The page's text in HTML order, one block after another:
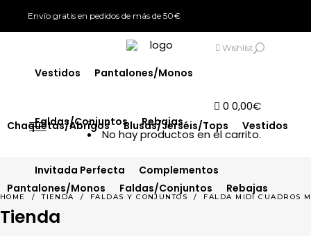
Envío gratis en pedidos de más de 50€
Wishlist
Chaquetas/Abrigos Blusas/Jerséis/Tops Vestidos
Pantalones/Monos Faldas/Conjuntos Rebajas
0 0,00€
No hay productos en el carrito.
Chaquetas/Abrigos
Vestidos Pantalones/Monos
Faldas/Conjuntos Rebajas
Invitada Perfecta Complementos
HOME /TIENDA / FALDAS Y CONJUNTOS / FALDA MIDI CUADROS
Tienda